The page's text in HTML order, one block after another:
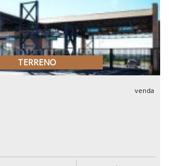
TERRENO
venda